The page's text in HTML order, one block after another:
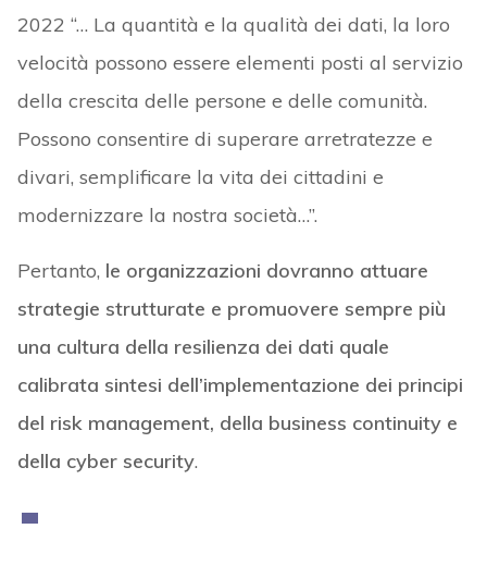
2022 “… La quantità e la qualità dei dati, la loro
velocità possono essere elementi posti al servizio
della crescita delle persone e delle comunità.
Possono consentire di superare arretratezze e
divari, semplificare la vita dei cittadini e
modernizzare la nostra società…”.
Pertanto, le organizzazioni dovranno attuare
strategie strutturate e promuovere sempre più
una cultura della resilienza dei dati quale
calibrata sintesi dell’implementazione dei principi
del risk management, della business continuity e
della cyber security.